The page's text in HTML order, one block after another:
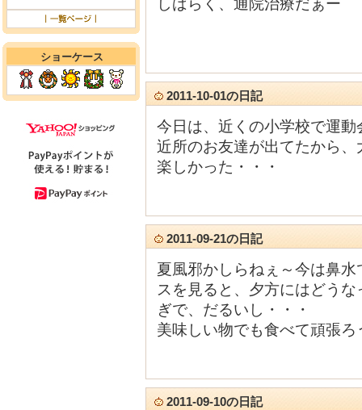
ショーケース
しばらく、通院治療だぁー
2011-10-01の日記
今日は、近くの小学校で運動
近所のお友達が出てたから
楽しかった・・・
2011-09-21の日記
夏風邪かしらねぇ～今は鼻
スを見ると、夕方にはどう
ぎで、だるいし・・・
美味しい物でも食べて頑張ろ
2011-09-10の日記